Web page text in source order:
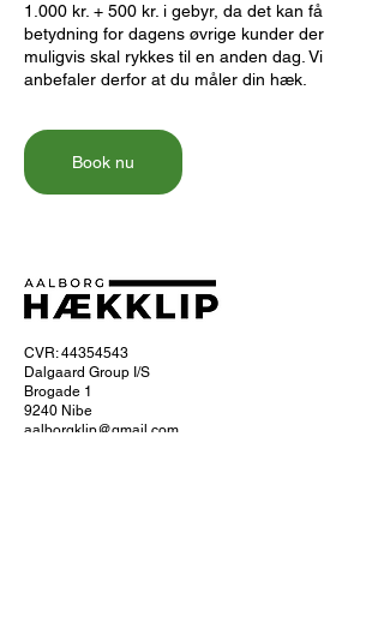
1.000 kr. + 500 kr. i gebyr, da det kan få
betydning for dagens øvrige kunder der
muligvis skal rykkes til en anden dag. Vi
anbefaler derfor at du måler din hæk.
Book nu
CVR: 44354543
Dalgaard Group I/S
Brogade 1
9240 Nibe
aalborgklip@gmail.com